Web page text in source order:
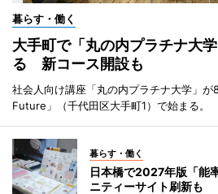
暮らす・働く
大手町で「丸の内プラチナ大
る 新コース開設も
社会人向け講座「丸の内プラチナ大学」
Future」（千代田区大手町1）で始まる。
暮らす・働く
日本橋で2027年版「能
ニティーサイト刷新も